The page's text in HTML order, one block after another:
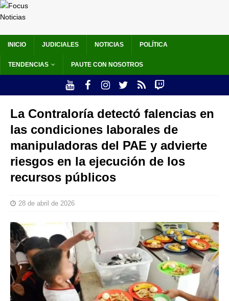
INICIO JUDICIALES NOTICIAS POLÍTICA
TENDENCIAS PAUTE CON NOSOTROS
La Contraloría detectó falencias en
las condiciones laborales de
manipuladoras del PAE y advierte
riesgos en la ejecución de los
recursos públicos
28 de abril de 2026